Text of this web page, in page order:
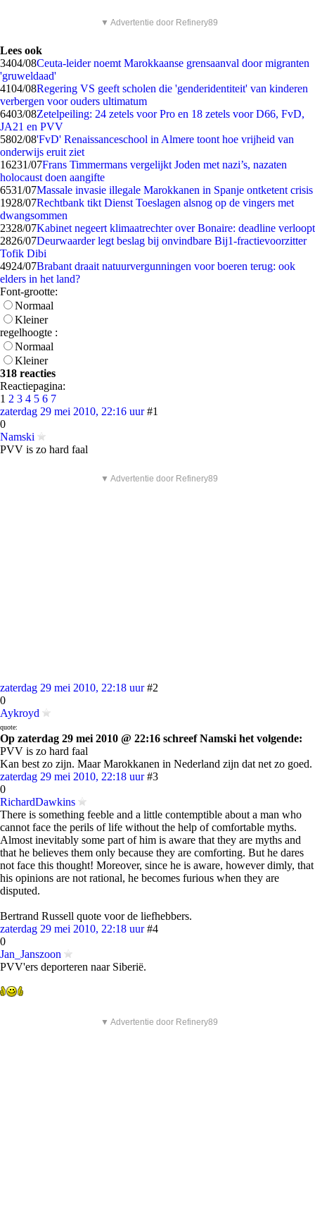
▼ Advertentie door Refinery89
Lees ook
3404/08Ceuta-leider noemt Marokkaanse grensaanval door migranten
'gruweldaad'
4104/08Regering VS geeft scholen die 'genderidentiteit' van kinderen
verbergen voor ouders ultimatum
6403/08Zetelpeiling: 24 zetels voor Pro en 18 zetels voor D66, FvD,
JA21 en PVV
5802/08'FvD' Renaissanceschool in Almere toont hoe vrijheid van
onderwijs eruit ziet
16231/07Frans Timmermans vergelijkt Joden met nazi’s, nazaten
holocaust doen aangifte
6531/07Massale invasie illegale Marokkanen in Spanje ontketent crisis
1928/07Rechtbank tikt Dienst Toeslagen alsnog op de vingers met
dwangsommen
2328/07Kabinet negeert klimaatrechter over Bonaire: deadline verloopt
2826/07Deurwaarder legt beslag bij onvindbare Bij1-fractievoorzitter
Tofik Dibi
4924/07Brabant draait natuurvergunningen voor boeren terug: ook
elders in het land?
Font-grootte:
Normaal
Kleiner
regelhoogte :
Normaal
Kleiner
318 reacties
Reactiepagina:
1 2 3 4 5 6 7
zaterdag 29 mei 2010, 22:16 uur #1
0
Namski
PVV is zo hard faal
▼ Advertentie door Refinery89
zaterdag 29 mei 2010, 22:18 uur #2
0
Aykroyd
quote:
Op zaterdag 29 mei 2010 @ 22:16 schreef Namski het volgende:
PVV is zo hard faal
Kan best zo zijn. Maar Marokkanen in Nederland zijn dat net zo goed.
zaterdag 29 mei 2010, 22:18 uur #3
0
RichardDawkins
There is something feeble and a little contemptible about a man who
cannot face the perils of life without the help of comfortable myths.
Almost inevitably some part of him is aware that they are myths and
that he believes them only because they are comforting. But he dares
not face this thought! Moreover, since he is aware, however dimly, that
his opinions are not rational, he becomes furious when they are
disputed.
Bertrand Russell quote voor de liefhebbers.
zaterdag 29 mei 2010, 22:18 uur #4
0
Jan_Janszoon
PVV'ers deporteren naar Siberië.
▼ Advertentie door Refinery89